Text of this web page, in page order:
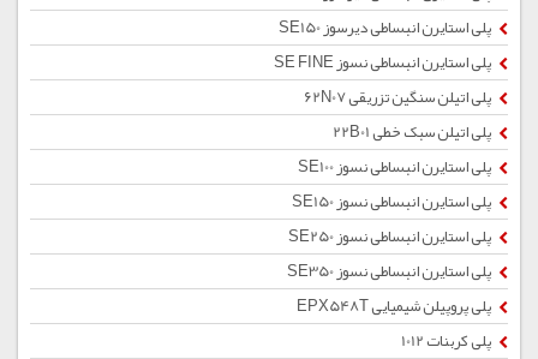
پلی استایرن انبساطی دیرسوز SE150
پلی استایرن انبساطی نسوز SE FINE
پلی اتیلن سنگین تزریقی 62N07
پلی اتیلن سبک خطی 22B01
پلی استایرن انبساطی نسوز SE100
پلی استایرن انبساطی نسوز SE150
پلی استایرن انبساطی نسوز SE250
پلی استایرن انبساطی نسوز SE350
پلی پروپیلن شیمیایی EPX548T
پلی کربنات 1012